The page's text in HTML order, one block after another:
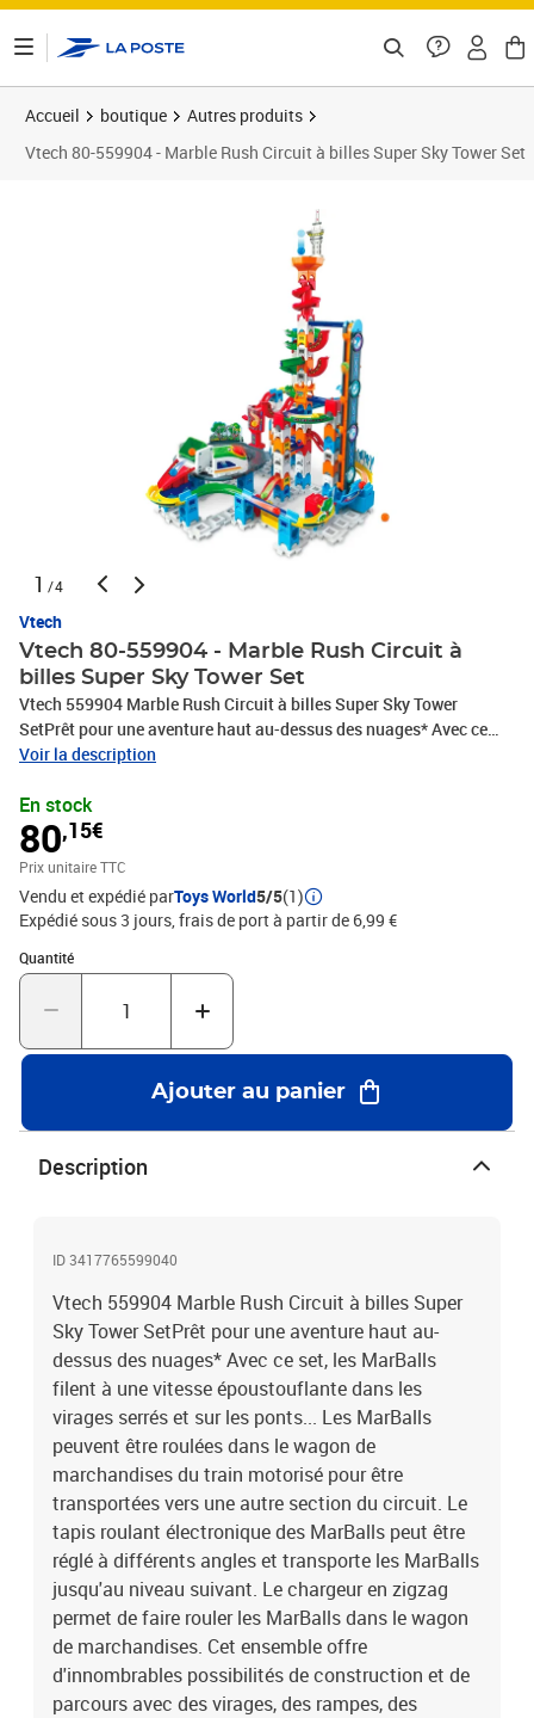
Accueil boutique
Autres produits
Vtech 80-559904 - Marble Rush Circuit à billes Super Sky Tower Set
1 /4
Vtech
Vtech 80-559904 - Marble Rush Circuit à
billes Super Sky Tower Set
Vtech 559904 Marble Rush Circuit à billes Super Sky Tower
SetPrêt pour une aventure haut au-dessus des nuages* Avec ce
set, les MarBalls filent à une vitesse époustouflante dans les
dans le wagon de marchandises du train motorisé pour être
transportées vers une autre section du circuit. Le tapis roulant
électronique des MarBalls peut être réglé à différents angles et
transporte les MarBalls jusqu'au niveau suivant. Le chargeur en
zigzag permet de faire rouler les MarBalls dans le wagon de
marchandises. Cet ensemble offre d'innombrables possibilités de
construction et de parcours avec des virages, des rampes, des
passages secrets et bien plus encore. À partir de 4 ans
Voir la description
En stock
80,15€
Prix unitaire TTC
Vendu et expédié parToys World5/5(1)
Expédié sous 3 jours, frais de port à partir de 6,99 €
Quantité
Quantité : 1
Ajouter au panier
Description
ID 3417765599040
Vtech 559904 Marble Rush Circuit à billes Super
Sky Tower SetPrêt pour une aventure haut au-
dessus des nuages* Avec ce set, les MarBalls
filent à une vitesse époustouflante dans les
virages serrés et sur les ponts... Les MarBalls
peuvent être roulées dans le wagon de
marchandises du train motorisé pour être
transportées vers une autre section du circuit. Le
tapis roulant électronique des MarBalls peut être
réglé à différents angles et transporte les MarBalls
jusqu'au niveau suivant. Le chargeur en zigzag
permet de faire rouler les MarBalls dans le wagon
de marchandises. Cet ensemble offre
d'innombrables possibilités de construction et de
parcours avec des virages, des rampes, des